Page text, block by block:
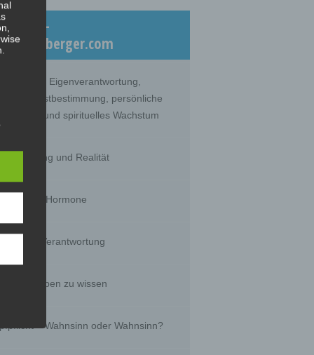
–
Eigenverantwortung,
Selbstbestimmung, persönliche
und spirituelles Wachstum
und Realität
und Hormone
und Verantwortung
wir glauben zu wissen
– Wahnsinn oder Wahnsinn?
use